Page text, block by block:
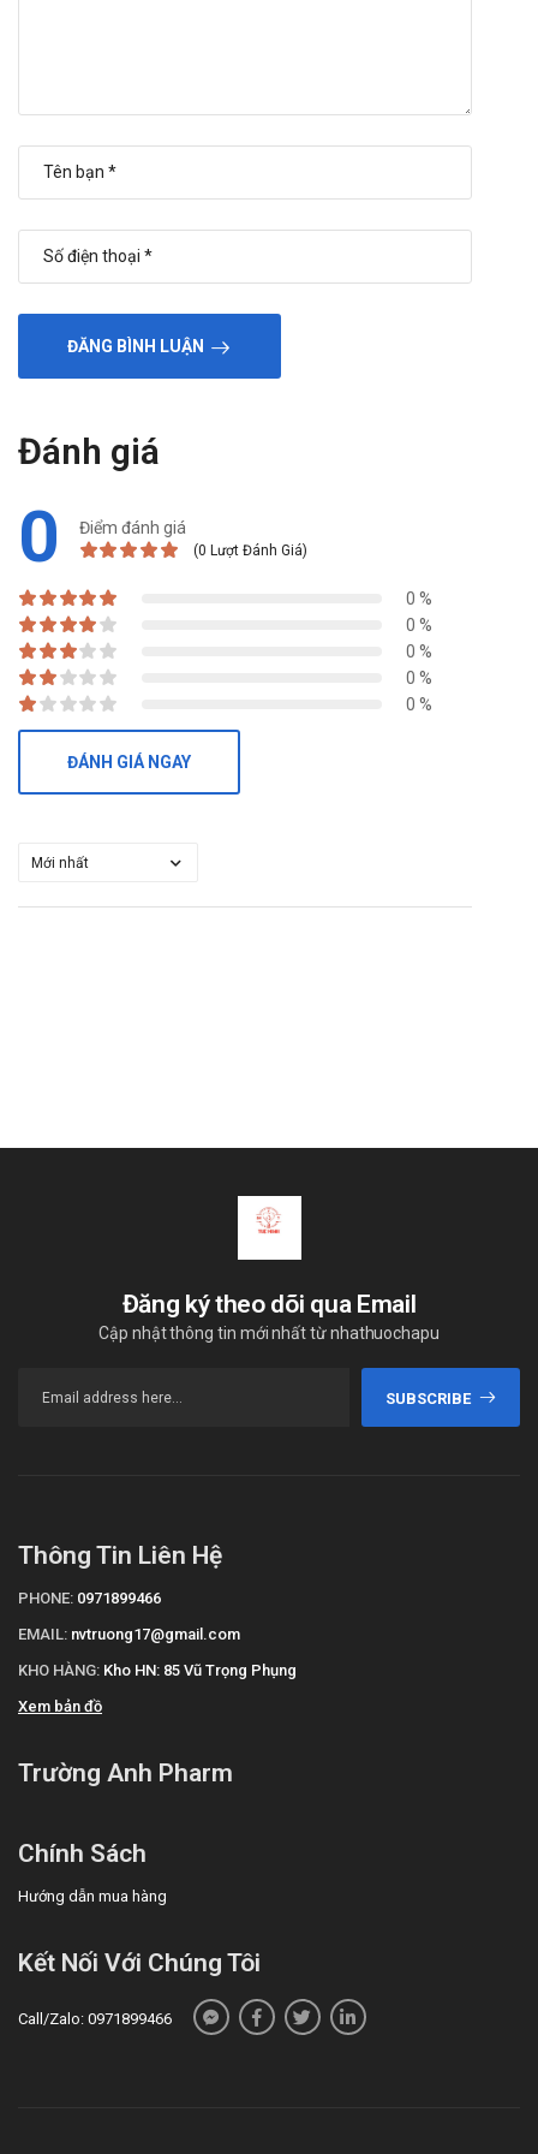
ĐĂNG BÌNH LUẬN
Đánh giá
0 Điểm đánh giá
(0 Lượt Đánh Giá)
0 %
0 %
0 %
0 %
0 %
ĐÁNH GIÁ NGAY
Đăng ký theo dõi qua Email
Cập nhật thông tin mới nhất từ nhathuochapu
SUBSCRIBE
Thông Tin Liên Hệ
PHONE: 0971899466
EMAIL: nvtruong17@gmail.com
KHO HÀNG: Kho HN: 85 Vũ Trọng Phụng
Xem bản đồ
Trường Anh Pharm
Chính Sách
Hướng dẫn mua hàng
Kết Nối Với Chúng Tôi
Call/Zalo: 0971899466